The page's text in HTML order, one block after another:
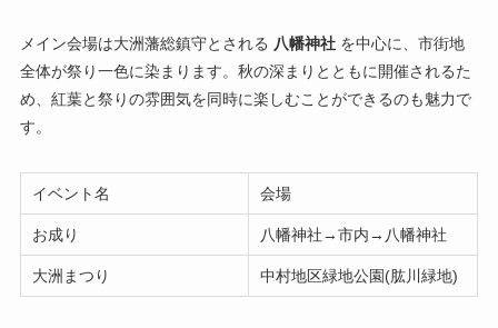
メイン会場は大洲藩総鎮守とされる 八幡神社を中心に、市街地
全体が祭り一色に染まります。秋の深まりとともに開催されるた
め、紅葉と祭りの雰囲気を同時に楽しむことができるのも魅力で
す。
イベント名 会場
お成り 八幡神社→市内→八幡神社
大洲まつり 中村地区緑地公園(肱川緑地)